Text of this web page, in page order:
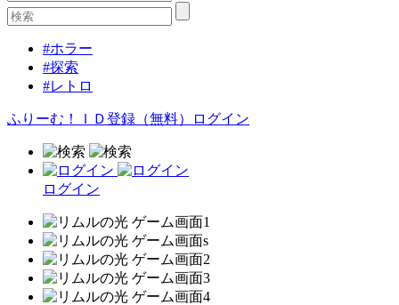
#ホラー
#探索
#レトロ
ふりーむ！ＩＤ登録（無料） ログイン
ログイン